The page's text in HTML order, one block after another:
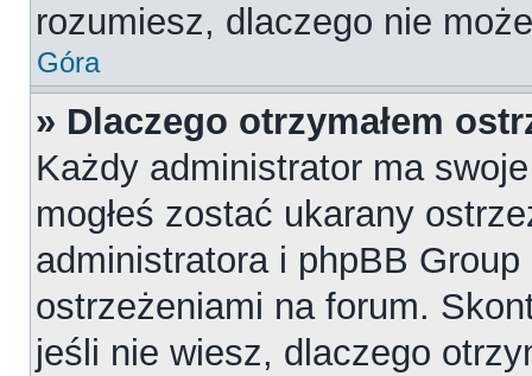
rozumiesz, dlaczego nie
Góra
» Dlaczego otrzymałem
Każdy administrator ma
mogłeś zostać ukarany
administratora i phpBB
ostrzeżeniami na forum.
jeśli nie wiesz, dlaczego